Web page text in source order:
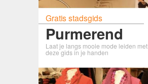
Gratis stadsgids
Purmerend
Laat je langs mooie mode leiden met
deze gids in je handen